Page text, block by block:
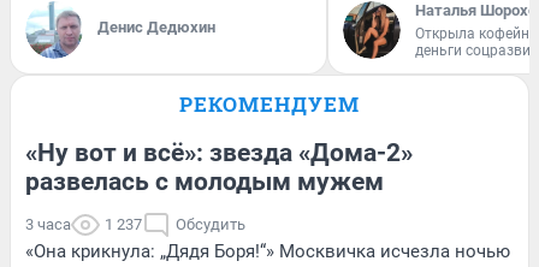
Денис Дедюхин
Наталья
Открыла
деньги
РЕКОМЕНДУЕМ
«Ну вот и всё»: звезда «Дома-2»
развелась с молодым мужем
3 часа 1 237 Обсудить
«Она крикнула: „Дядя Боря!“» Москвичка исчезла ночью